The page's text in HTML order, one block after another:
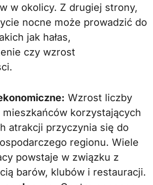
w okolicy. Z drugiej strony,
nocne może prowadzić do
jak hałas,
czy wzrost
Wzrost liczby
korzystających
atrakcji przyczynia się do
regionu. Wiele
powstaje w związku z
barów, klubów i restauracji.